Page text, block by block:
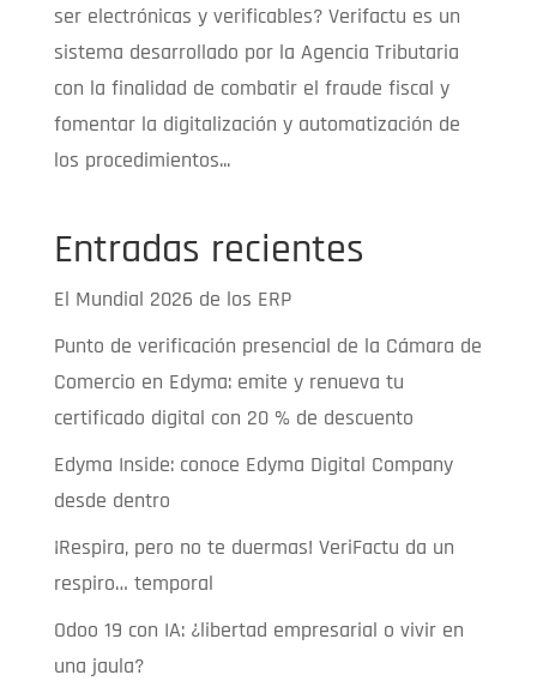
ser electrónicas y verificables? Verifactu es un
sistema desarrollado por la Agencia Tributaria
con la finalidad de combatir el fraude fiscal y
fomentar la digitalización y automatización de
los procedimientos...
Entradas recientes
El Mundial 2026 de los ERP
Punto de verificación presencial de la Cámara de
Comercio en Edyma: emite y renueva tu
certificado digital con 20 % de descuento
Edyma Inside: conoce Edyma Digital Company
desde dentro
¡Respira, pero no te duermas! VeriFactu da un
respiro… temporal
Odoo 19 con IA: ¿libertad empresarial o vivir en
una jaula?